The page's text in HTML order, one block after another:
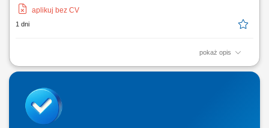
aplikuj bez CV
1 dni
pokaż opis
PRACA ZDALNA Wynagrodzenie do 10.000zł brutto za 160 godzin
umowa o pracę po 3-miesięcznym okresie próbnym na umowie
zlecenie lub działalności. Konieczne wymagania: Dyplom Psychologa
transportu; dostępność do pracy na...